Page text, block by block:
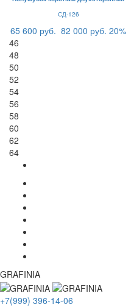
СД-126
65 600 руб. 82 000 руб. 20%
46
48
50
52
54
56
58
60
62
64
GRAFINIA
+7(999) 396-14-06